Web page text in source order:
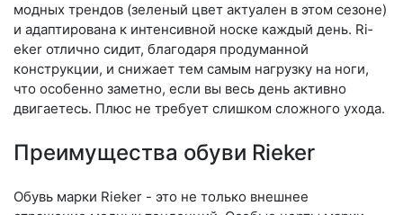
модных трендов (зе­леный цвет актуален в этом сезоне)
и адаптирована к интенсивной носке каждый день. Ri­
eker отлично сидит, благодаря продуманной
конструкции, и снижает тем самым нагрузку на ноги,
что особенно заметно, если вы весь день активно
двигаетесь. Плюс не требует слишком сложного ухода.
Преимущества обуви Rieker
Обувь марки Rieker - это не только внешнее